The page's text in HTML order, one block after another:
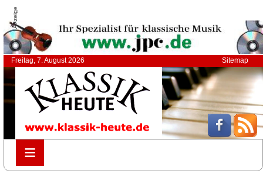
Anzeige
Freitag, 7. August 2026 Sitemap
≡
≡